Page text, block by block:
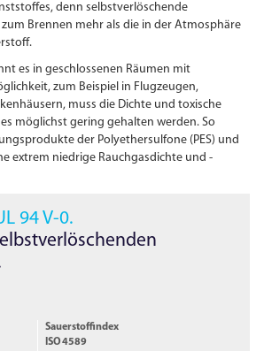
denn selbst­verlöschende
Brennen mehr als die in der Atmosphäre
es in geschlossenen Räumen mit
zum Beispiel in Flugzeugen,
muss die Dichte und toxische
möglichst gering gehalten werden. So
der Polyethersulfone (PES) und
extrem niedrige Rauchgasdichte und -
94 V-0.
Sauerstoffindex
ISO4589